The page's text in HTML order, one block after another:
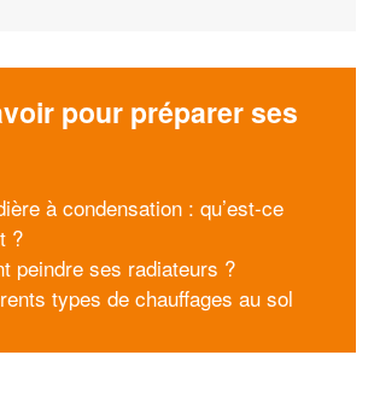
pour préparer ses
à condensation : qu’est-ce
?
peindre ses radiateurs ?
types de chauffages au sol